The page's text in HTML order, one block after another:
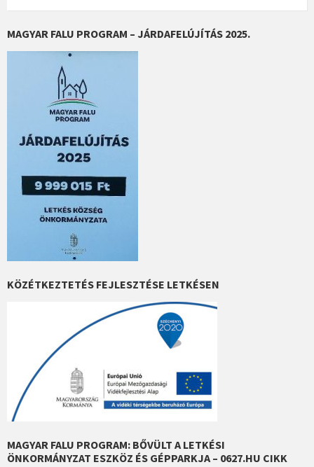
MAGYAR FALU PROGRAM – JÁRDAFELÚJÍTÁS 2025.
KÖZÉTKEZTETÉS FEJLESZTÉSE LETKÉSEN
MAGYAR FALU PROGRAM: BŐVÜLT A LETKÉSI
ÖNKORMÁNYZAT ESZKÖZ ÉS GÉPPARKJA – 0627.HU CIKK